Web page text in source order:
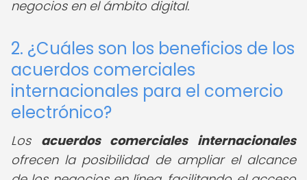
negocios en el ámbito digital.
2. ¿Cuáles son los beneficios de los
acuerdos comerciales
internacionales para el comercio
electrónico?
Los acuerdos comerciales internacionales
ofrecen la posibilidad de ampliar el alcance